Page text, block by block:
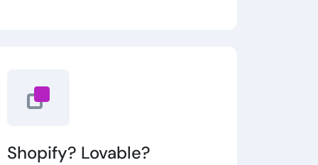
Shopify? Lovable?